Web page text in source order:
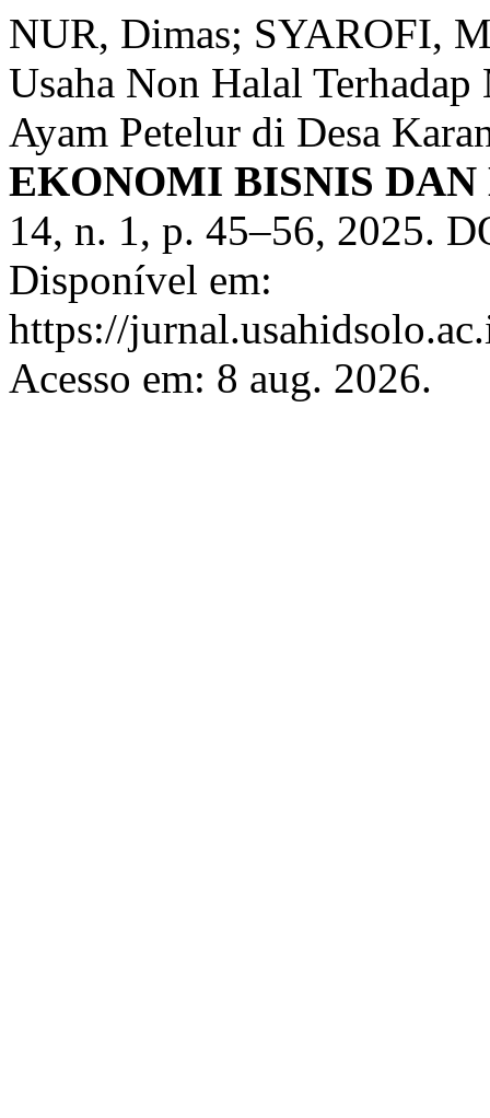
NUR, Dimas; SYAROFI,
Usaha Non Halal
Ayam Petelur di Desa
EKONOMI BISNIS
14, n. 1, p. 45–56, 2025.
Disponível em:
https://
Acesso em: 8 aug. 2026.